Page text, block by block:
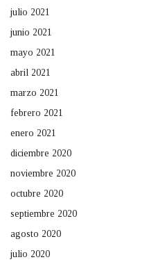
julio 2021
junio 2021
mayo 2021
abril 2021
marzo 2021
febrero 2021
enero 2021
diciembre 2020
noviembre 2020
octubre 2020
septiembre 2020
agosto 2020
julio 2020